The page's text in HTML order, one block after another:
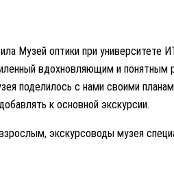
Музей оптики при
вдохновляющим и
поделилось с нами своими
к основной экскурсии.
экскурсоводы музея